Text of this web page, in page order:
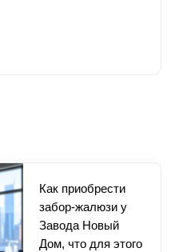
Как приобрести
забор-жалюзи у
Завода Новый
Дом, что для этого